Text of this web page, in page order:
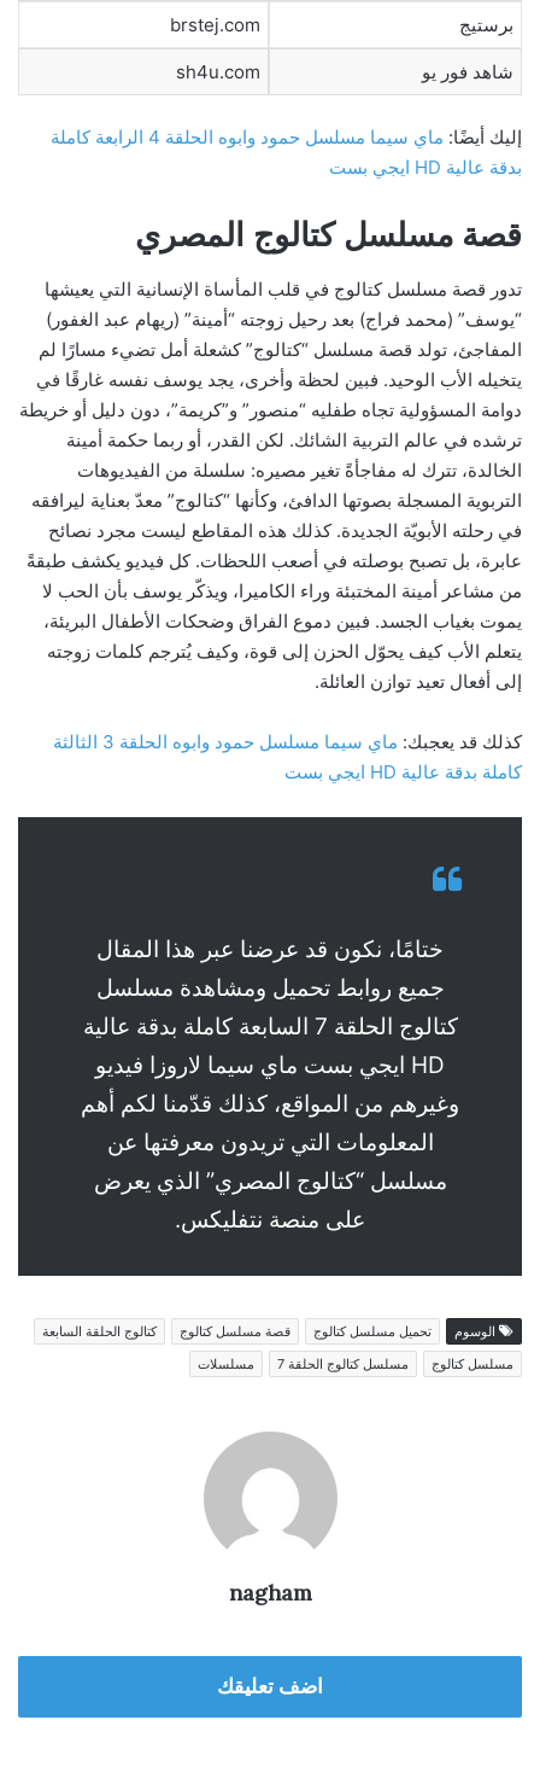
برستيج brstej.com
شاهد فور يو sh4u.com
إليك أيضًا:
ماي سيما مسلسل حمود وابوه الحلقة 4 الرابعة كاملة
بدقة عالية HD ايجي بست
قصة مسلسل كتالوج المصري
تدور قصة مسلسل كتالوج في قلب المأساة الإنسانية التي يعيشها
“يوسف” (محمد فراج) بعد رحيل زوجته “أمينة” (ريهام عبد الغفور)
المفاجئ، تولد قصة مسلسل “كتالوج” كشعلة أمل تضيء مسارًا لم
يتخيله الأب الوحيد. فبين لحظة وأخرى، يجد يوسف نفسه غارقًا في
دوامة المسؤولية تجاه طفليه “منصور” و”كريمة”، دون دليل أو خريطة
ترشده في عالم التربية الشائك. لكن القدر، أو ربما حكمة أمينة
الخالدة، تترك له مفاجأةً تغير مصيره: سلسلة من الفيديوهات
التربوية المسجلة بصوتها الدافئ، وكأنها “كتالوج” معدّ بعناية ليرافقه
في رحلته الأبويّة الجديدة. كذلك هذه المقاطع ليست مجرد نصائح
عابرة، بل تصبح بوصلته في أصعب اللحظات. كل فيديو يكشف طبقةً
من مشاعر أمينة المختبئة وراء الكاميرا، ويذكّر يوسف بأن الحب لا
يموت بغياب الجسد. فبين دموع الفراق وضحكات الأطفال البريئة،
يتعلم الأب كيف يحوّل الحزن إلى قوة، وكيف يُترجم كلمات زوجته
إلى أفعال تعيد توازن العائلة.
كذلك قد يعجبك:
ماي سيما مسلسل حمود وابوه الحلقة 3 الثالثة
كاملة بدقة عالية HD ايجي بست
ختامًا، نكون قد عرضنا عبر هذا المقال
جميع روابط تحميل ومشاهدة مسلسل
كتالوج الحلقة 7 السابعة كاملة بدقة عالية
HD ايجي بست ماي سيما لاروزا فيديو
وغيرهم من المواقع، كذلك قدّمنا لكم أهم
المعلومات التي تريدون معرفتها عن
مسلسل “كتالوج المصري” الذي يعرض
على منصة نتفليكس.
الوسوم تحميل مسلسل كتالوج قصة مسلسل كتالوج
كتالوج الحلقة السابعة
مسلسل كتالوج
مسلسل كتالوج الحلقة 7 مسلسلات
nagham
اضف تعليقك